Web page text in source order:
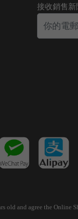
接收銷售新
old and agree the Online